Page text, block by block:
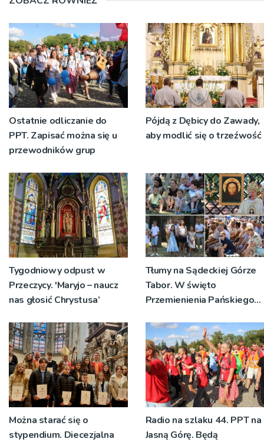
Ostatnie odliczanie do
PPT. Zapisać można się u
przewodników grup
Pójdą z Dębicy do Zawady,
aby modlić się o trzeźwość
Tygodniowy odpust w
Przeczycy. 'Maryjo – naucz
nas głosić Chrystusa’
Tłumy na Sądeckiej Górze
Tabor. W święto
Przemienienia Pańskiego
znaczeniu Sakramentów
[ZDJĘCIA]
Można starać się o
stypendium. Diecezjalna
Radio na szlaku 44. PPT na
Jasną Górę. Będą